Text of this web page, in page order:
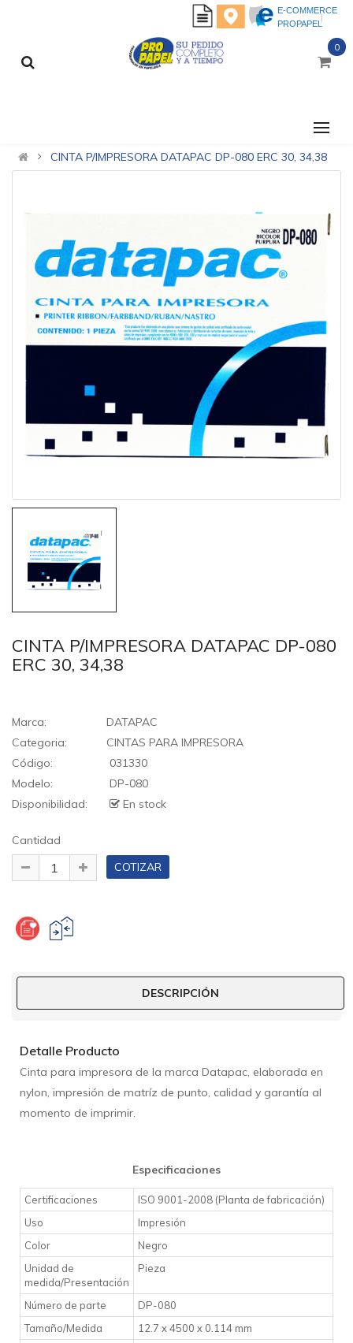
E-COMMERCE
PROPAPEL
0
CINTA P/IMPRESORA DATAPAC DP-080 ERC 30, 34,38
CINTA P/IMPRESORA DATAPAC DP-080
ERC 30, 34,38
Marca:
DATAPAC
Categoria:
CINTAS PARA IMPRESORA
Código:
031330
Modelo:
DP-080
Disponibilidad:
En stock
Cantidad
DESCRIPCIÓN
Detalle Producto
Cinta para impresora de la marca Datapac, elaborada en
nylon, impresión de matríz de punto, calidad y garantía al
momento de imprimir.
Especificaciones
Certificaciones
ISO 9001-2008 (Planta de fabricación)
Uso
Impresión
Color
Negro
Unidad de
medida/Presentación
Pieza
Número de parte
DP-080
Tamaño/Medida
12.7 x 4500 x 0.114 mm